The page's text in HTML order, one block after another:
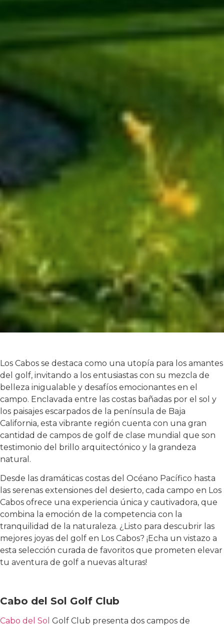
Los Cabos se destaca como una utopía para los amantes
del golf, invitando a los entusiastas con su mezcla de
belleza inigualable y desafíos emocionantes en el
campo. Enclavada entre las costas bañadas por el sol y
los paisajes escarpados de la península de Baja
California, esta vibrante región cuenta con una gran
cantidad de campos de golf de clase mundial que son
testimonio del brillo arquitectónico y la grandeza
natural.
Desde las dramáticas costas del Océano Pacífico hasta
las serenas extensiones del desierto, cada campo en Los
Cabos ofrece una experiencia única y cautivadora, que
combina la emoción de la competencia con la
tranquilidad de la naturaleza. ¿Listo para descubrir las
mejores joyas del golf en Los Cabos? ¡Echa un vistazo a
esta selección curada de favoritos que prometen elevar
tu aventura de golf a nuevas alturas!
Cabo del Sol Golf Club
Cabo del Sol Golf Club presenta dos campos de